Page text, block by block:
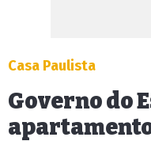
Casa Paulista
Governo do